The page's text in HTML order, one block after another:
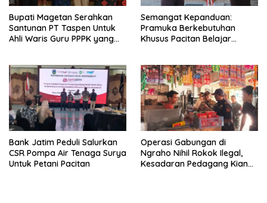
Bupati Magetan Serahkan
Santunan PT Taspen Untuk
Ahli Waris Guru PPPK yang
Semangat Kepanduan:
Pramuka Berkebutuhan
Khusus Pacitan Belajar
Bank Jatim Peduli Salurkan
CSR Pompa Air Tenaga Surya
Untuk Petani Pacitan
Operasi Gabungan di
Ngraho Nihil Rokok Ilegal,
Kesadaran Pedagang Kian